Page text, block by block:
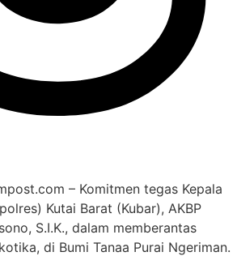
– Komitmen tegas Kepala
Kutai Barat (Kubar), AKBP
S.I.K., dalam memberantas
di Bumi Tanaa Purai Ngeriman.